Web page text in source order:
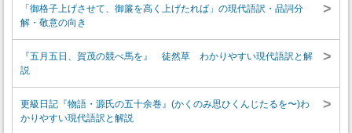
「御格子上げさせて、御簾を高く上げたれば」の現代語訳・品詞分
解・敬意の向き
>
『五月五日、賀茂の競べ馬を』 徒然草 わかりやすい現代語訳と解
説
>
更級日記『物語・源氏の五十余巻』(かくのみ思ひくんじたるを〜)わ
かりやすい現代語訳と解説
>